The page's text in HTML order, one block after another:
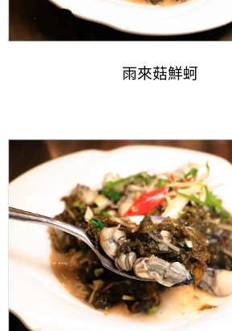
雨來菇鮮蚵